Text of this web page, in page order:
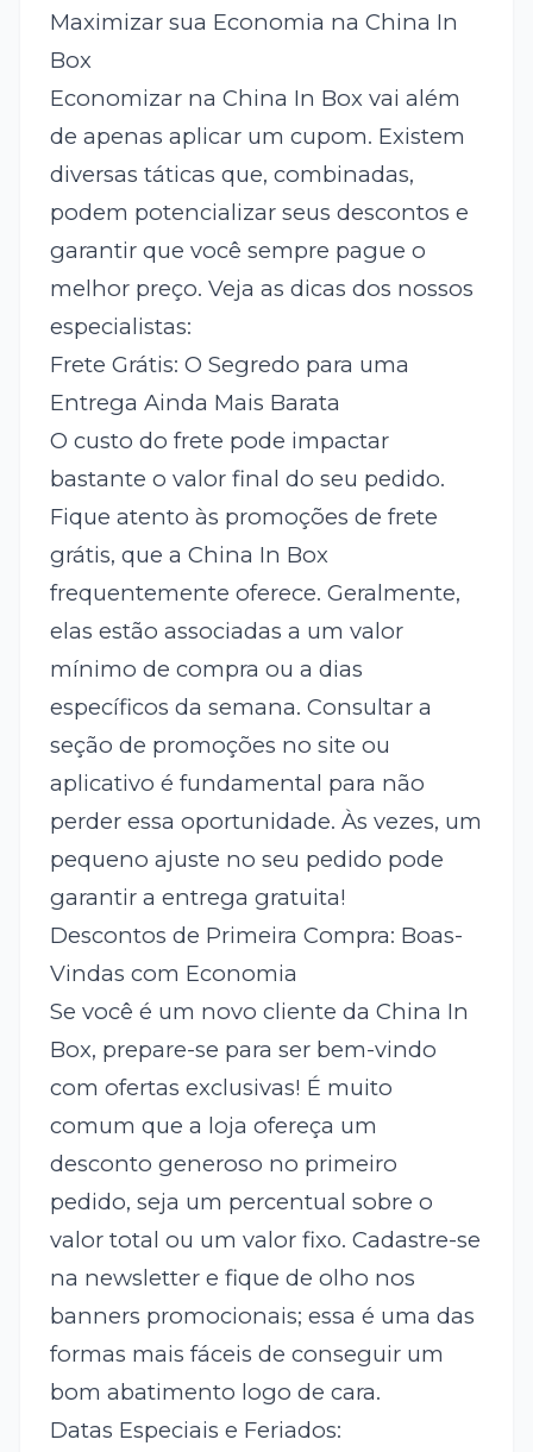
Maximizar sua Economia na China In
Box
Economizar na China In Box vai além
de apenas aplicar um cupom. Existem
diversas táticas que, combinadas,
podem potencializar seus descontos e
garantir que você sempre pague o
melhor preço. Veja as dicas dos nossos
especialistas:
Frete Grátis: O Segredo para uma
Entrega Ainda Mais Barata
O custo do frete pode impactar
bastante o valor final do seu pedido.
Fique atento às promoções de frete
grátis, que a China In Box
frequentemente oferece. Geralmente,
elas estão associadas a um valor
mínimo de compra ou a dias
específicos da semana. Consultar a
seção de promoções no site ou
aplicativo é fundamental para não
perder essa oportunidade. Às vezes, um
pequeno ajuste no seu pedido pode
garantir a entrega gratuita!
Descontos de Primeira Compra: Boas-
Vindas com Economia
Se você é um novo cliente da China In
Box, prepare-se para ser bem-vindo
com ofertas exclusivas! É muito
comum que a loja ofereça um
desconto generoso no primeiro
pedido, seja um percentual sobre o
valor total ou um valor fixo. Cadastre-se
na newsletter e fique de olho nos
banners promocionais; essa é uma das
formas mais fáceis de conseguir um
bom abatimento logo de cara.
Datas Especiais e Feriados: